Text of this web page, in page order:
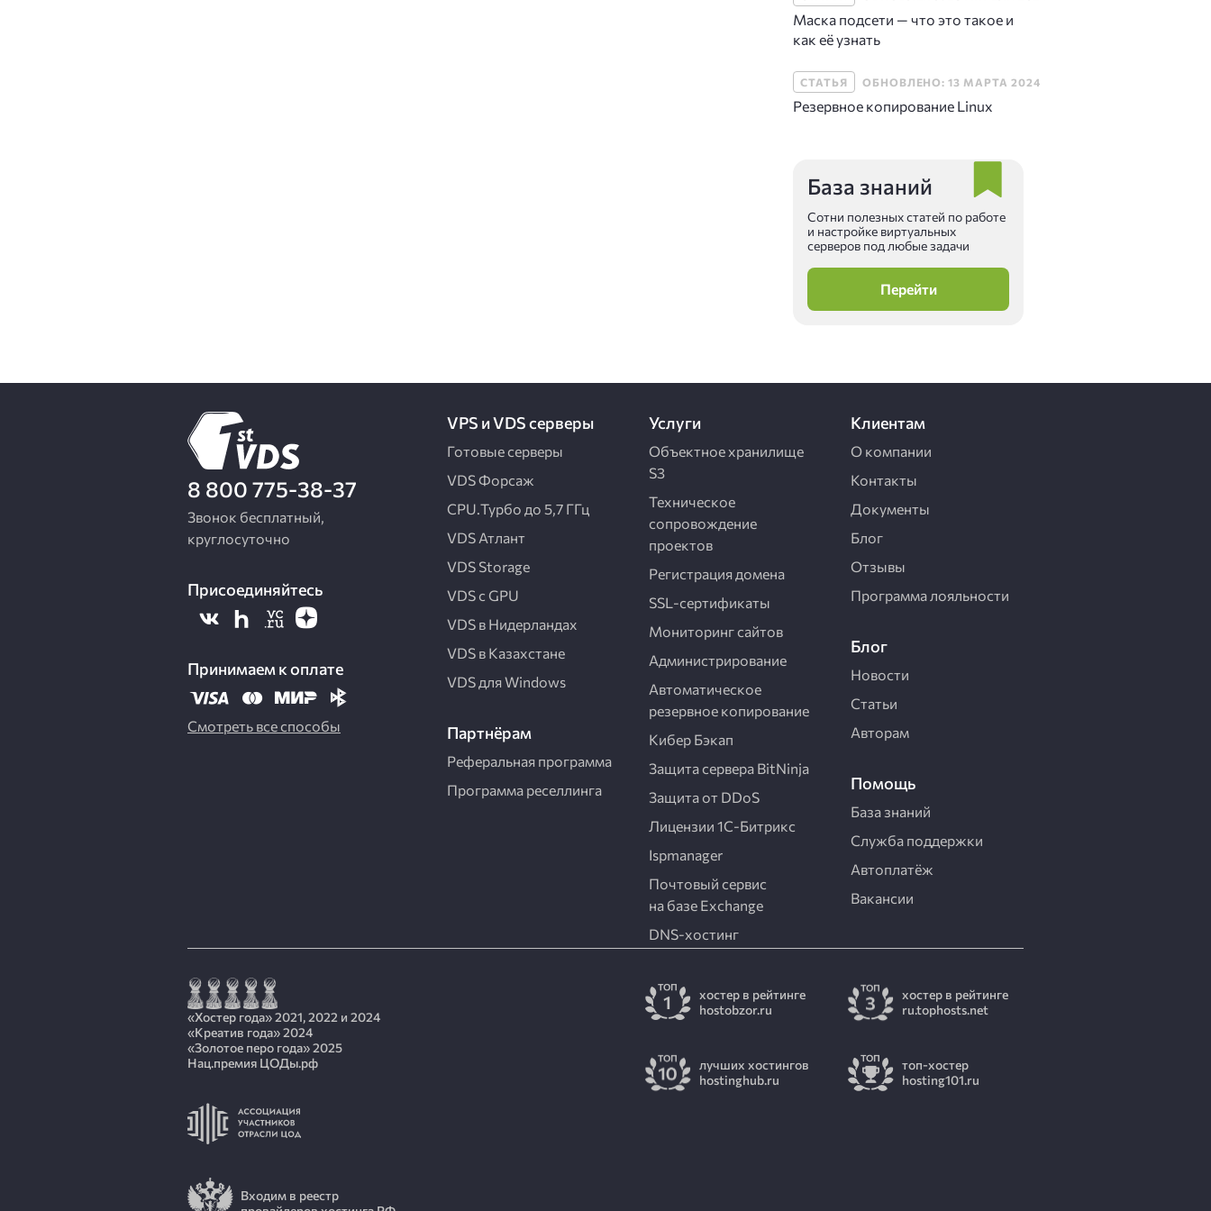
Маска подсети — что это такое и
как её узнать
СТАТЬЯ ОБНОВЛЕНО: 13 МАРТА 2024
Резервное копирование Linux
База знаний
Сотни полезных статей по работе
и настройке виртуальных
серверов под любые задачи
Перейти
8 800 775-38-37
Звонок бесплатный,
круглосуточно
Присоединяйтесь
Принимаем к оплате
Смотреть все способы
VPS и VDS серверы
Готовые серверы
VDS Форсаж
CPU.Турбо до 5,7 ГГц
VDS Атлант
VDS Storage
VDS с GPU
VDS в Нидерландах
VDS в Казахстане
VDS для Windows
Услуги
Объектное хранилище
S3
Техническое
сопровождение
проектов
Регистрация домена
SSL-сертификаты
Мониторинг сайтов
Администрирование
Автоматическое
резервное копирование
Кибер Бэкап
Защита сервера BitNinja
Защита от DDoS
Лицензии 1С-Битрикс
Ispmanager
Почтовый сервис
на базе Exchange
DNS-хостинг
Клиентам
О компании
Контакты
Документы
Блог
Отзывы
Программа лояльности
Партнёрам
Реферальная программа
Программа реселлинга
Блог
Новости
Статьи
Авторам
Помощь
База знаний
Служба поддержки
Автоплатёж
Вакансии
«Хостер года» 2021, 2022 и 2024
«Креатив года» 2024
«Золотое перо года» 2025
Нац.премия ЦОДы.рф
Входим в реестр
хостер в рейтинге
hostobzor.ru
хостер в рейтинге
ru.tophosts.net
лучших хостингов
hostinghub.ru
топ-хостер
hosting101.ru